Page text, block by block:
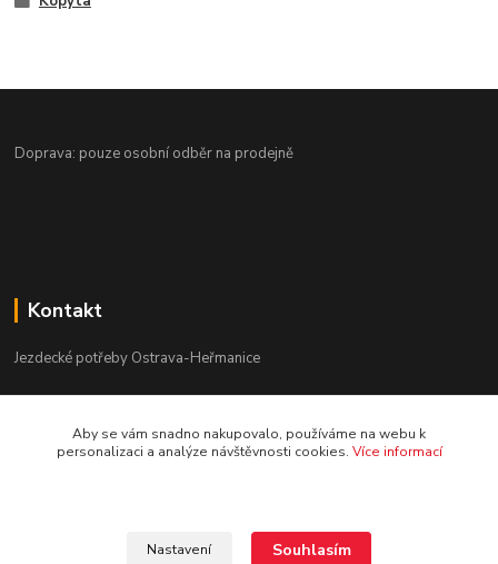
Doprava: pouze osobní odběr na prodejně
Kontakt
Jezdecké potřeby Ostrava-Heřmanice
Po-Pá 9:30 - 17:30
Aby se vám snadno nakupovalo, používáme na webu k
personalizaci a analýze návštěvnosti cookies. Více informací
Nastavení Souhlasím